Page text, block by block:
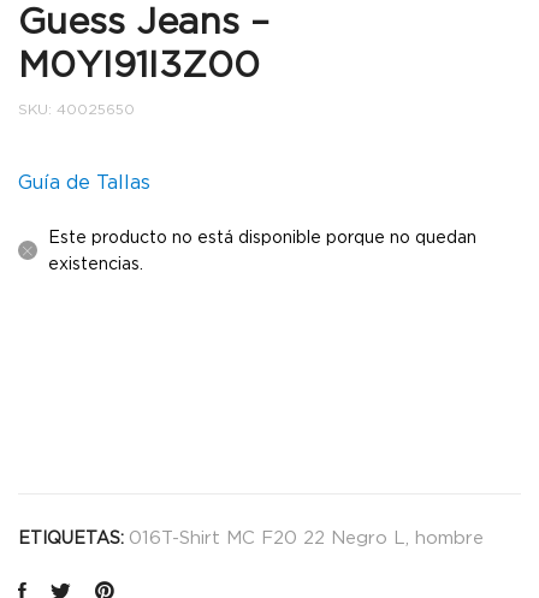
Guess Jeans –
M0YI91I3Z00
SKU: 40025650
Guía de Tallas
Este producto no está disponible porque no quedan
existencias.
ETIQUETAS: 016T-Shirt MC F20 22 Negro L hombre